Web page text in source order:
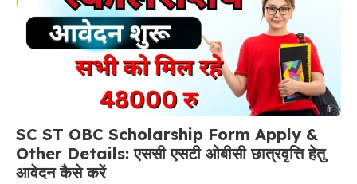
SC ST OBC Scholarship Form Apply &
Other Details: एससी एसटी ओबीसी छात्रवृत्ति हेतु
आवेदन कैसे करें